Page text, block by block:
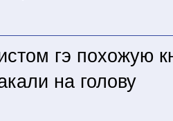
гэ похожую
на голову